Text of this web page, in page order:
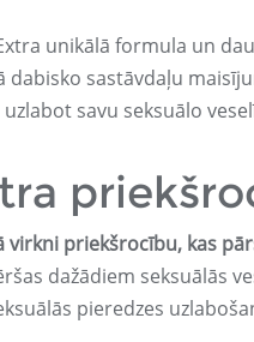
unikālā formula un
dabisko sastāvdaļu
savu seksuālo
virkni priekšrocību, kas
dažādiem seksuālās
pieredzes